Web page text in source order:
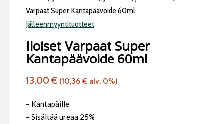
Varpaat Super Kantapäävoide 60ml
Jälleenmyyntituotteet
Iloiset Varpaat Super
Kantapäävoide 60ml
13,00€ (10,36€ alv. 0%)
– Kantapäille
– Sisältää ureaa 25%